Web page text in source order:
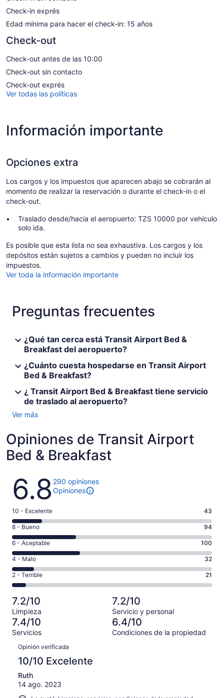
Check-in exprés
Edad mínima para hacer el check-in: 15 años
Check-out
Check-out antes de las 10:00
Check-out sin contacto
Check-out exprés
Ver todas las políticas
Información importante
Opciones extra
Los cargos y los impuestos que aparecen abajo se cobrarán al
momento de realizar la reservación o durante el check-in o el
check-out.
Traslado desde/hacia el aeropuerto: TZS 10000 por vehículo
solo ida.
Es posible que esta lista no sea exhaustiva. Los cargos y los
depósitos están sujetos a cambios y pueden no incluir los
impuestos.
Ver toda la información importante
Preguntas frecuentes
¿Qué tan cerca está Transit Airport Bed &
Breakfast del aeropuerto?
¿Cuánto cuesta hospedarse en Transit Airport
Bed & Breakfast?
¿ Transit Airport Bed & Breakfast tiene servicio
de traslado al aeropuerto?
Ver más
Opiniones de Transit Airport
Bed & Breakfast
Opiniones
6.8 290 opiniones
Opiniones
Puntuación
de
10,
es
decir,
Excelente.
Basada
en
de
290
opiniones
10 - Excelente 43
Puntuación
de
8,
es
decir,
Bueno.
Basada
en
94
de
290
opiniones
8 - Bueno 94
Puntuación
de
6,
es
decir,
Basada
en
100
de
290
opiniones
6 - Aceptable 100
Puntuación
de
4,
es
decir,
Malo.
Basada
en
de
290
4 - Malo 32
Puntuación
de
2,
es
decir,
Terrible.
Basada
en
21
de
290
opiniones
2 - Terrible 21
7.2/10
Limpieza
7.2/10
Servicio y personal
7.4/10
Servicios
6.4/10
Condiciones de la propiedad
Opiniones
Opinión verificada
10/10 Excelente
Ruth
14 ago. 2023